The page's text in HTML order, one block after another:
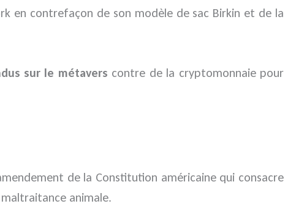
en contrefaçon de son modèle de sac Birkin et de la
sur le métavers contre de la cryptomonnaie pour
de la Constitution américaine qui consacre
animale.